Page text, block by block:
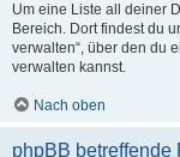
Um eine Liste all deiner
Bereich. Dort findest du
verwalten“, über den du
verwalten kannst.
Nach oben
phpBB betreffende